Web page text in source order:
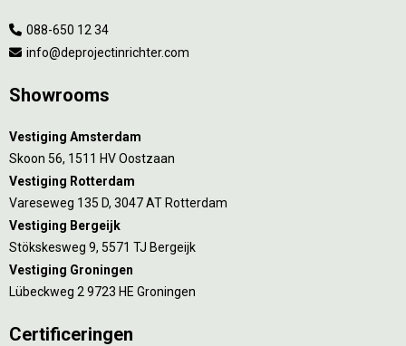
088-650 12 34
info@deprojectinrichter.com
Showrooms
Vestiging Amsterdam
Skoon 56, 1511 HV Oostzaan
Vestiging Rotterdam
Vareseweg 135 D, 3047 AT Rotterdam
Vestiging Bergeijk
Stökskesweg 9, 5571 TJ Bergeijk
Vestiging Groningen
Lübeckweg 2 9723 HE Groningen
Certificeringen